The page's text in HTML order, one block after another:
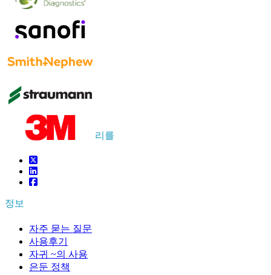
UK
APAC+91 744 740 1245
sales@fortunebusinessinsights.com
연결하다 ~와 함께 우리를
정보
자주 묻는 질문
사용후기
자귀 ~의 사용
은둔 정책